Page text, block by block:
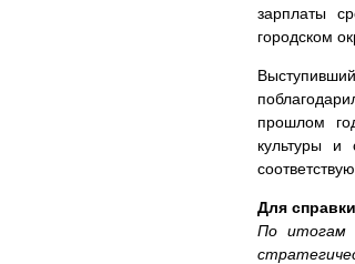
зарплаты
городском
прошлом
культуры и
Для справки
По итогам